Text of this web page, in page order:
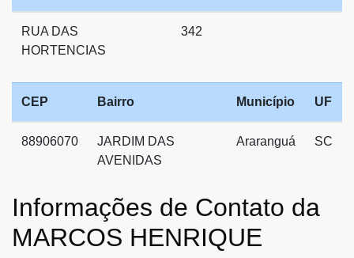
RUA DAS
HORTENCIAS
342
CEP Bairro Município UF
88906070
JARDIM DAS
AVENIDAS
Araranguá SC
Informações de Contato da
MARCOS HENRIQUE